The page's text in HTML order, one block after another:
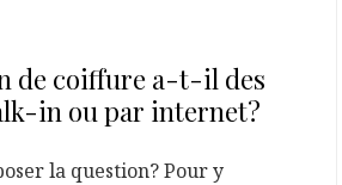
de coiffure a-t-il des
in ou par internet?
la question? Pour y